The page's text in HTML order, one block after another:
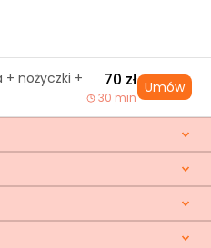
+ nożyczki +
70 zł
30 min
Umów